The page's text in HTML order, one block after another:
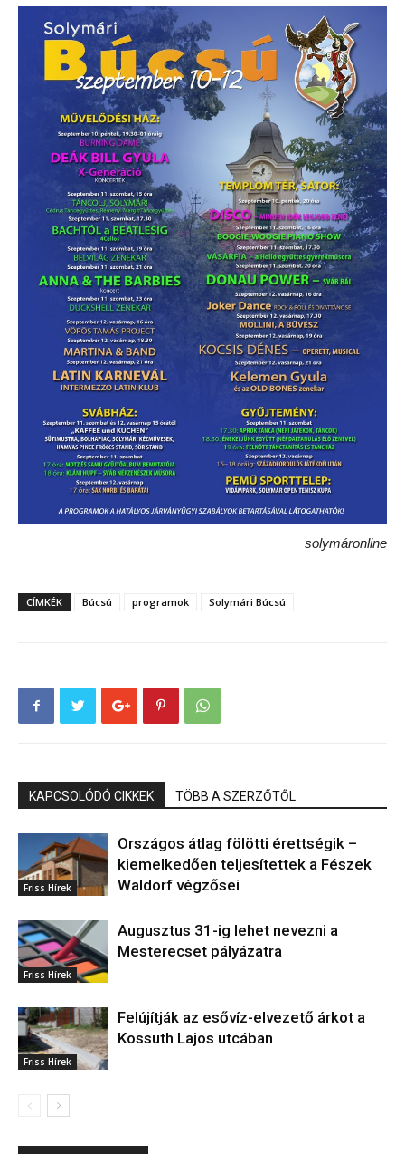
solymáronline
CÍMKÉK Búcsú programok Solymári Búcsú
KAPCSOLÓDÓ CIKKEK TÖBB A SZERZŐTŐL
Friss Hírek
Országos átlag fölötti érettségik –
kiemelkedően teljesítettek a Fészek
Waldorf végzősei
Friss Hírek
Augusztus 31-ig lehet nevezni a
Mesterecset pályázatra
Friss Hírek
Felújítják az esővíz-elvezető árkot a
Kossuth Lajos utcában